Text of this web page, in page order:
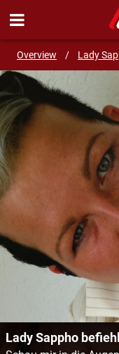
Overview / Lady
Lady Sappho